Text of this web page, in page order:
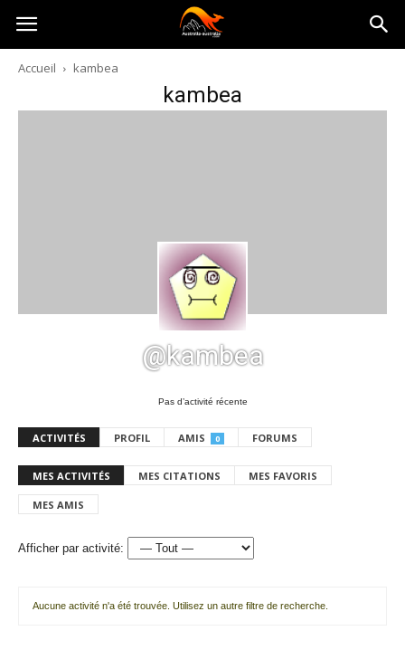
Australia-
australie.com
Accueil kambea
kambea
@kambea
Pas d’activité récente
ACTIVITÉS PROFIL AMIS 0 FORUMS
MES ACTIVITÉS MES CITATIONS MES FAVORIS
MES AMIS
Afficher par activité:
Aucune activité n'a été trouvée. Utilisez un autre filtre de recherche.